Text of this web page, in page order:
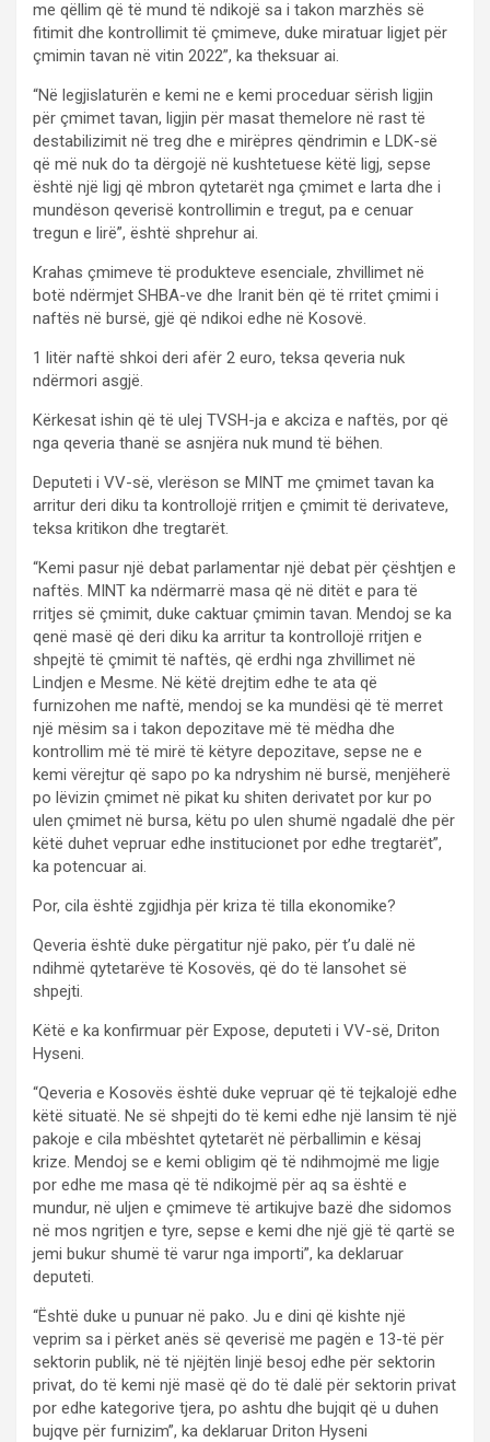
me qëllim që të mund të ndikojë sa i takon marzhës së
fitimit dhe kontrollimit të çmimeve, duke miratuar ligjet për
çmimin tavan në vitin 2022”, ka theksuar ai.
“Në legjislaturën e kemi ne e kemi proceduar sërish ligjin
për çmimet tavan, ligjin për masat themelore në rast të
destabilizimit në treg dhe e mirëpres qëndrimin e LDK-së
që më nuk do ta dërgojë në kushtetuese këtë ligj, sepse
është një ligj që mbron qytetarët nga çmimet e larta dhe i
mundëson qeverisë kontrollimin e tregut, pa e cenuar
tregun e lirë”, është shprehur ai.
Krahas çmimeve të produkteve esenciale, zhvillimet në
botë ndërmjet SHBA-ve dhe Iranit bën që të rritet çmimi i
naftës në bursë, gjë që ndikoi edhe në Kosovë.
1 litër naftë shkoi deri afër 2 euro, teksa qeveria nuk
ndërmori asgjë.
Kërkesat ishin që të ulej TVSH-ja e akciza e naftës, por që
nga qeveria thanë se asnjëra nuk mund të bëhen.
Deputeti i VV-së, vlerëson se MINT me çmimet tavan ka
arritur deri diku ta kontrollojë rritjen e çmimit të derivateve,
teksa kritikon dhe tregtarët.
“Kemi pasur një debat parlamentar një debat për çështjen e
naftës. MINT ka ndërmarrë masa që në ditët e para të
rritjes së çmimit, duke caktuar çmimin tavan. Mendoj se ka
qenë masë që deri diku ka arritur ta kontrollojë rritjen e
shpejtë të çmimit të naftës, që erdhi nga zhvillimet në
Lindjen e Mesme. Në këtë drejtim edhe te ata që
furnizohen me naftë, mendoj se ka mundësi që të merret
një mësim sa i takon depozitave më të mëdha dhe
kontrollim më të mirë të këtyre depozitave, sepse ne e
kemi vërejtur që sapo po ka ndryshim në bursë, menjëherë
po lëvizin çmimet në pikat ku shiten derivatet por kur po
ulen çmimet në bursa, këtu po ulen shumë ngadalë dhe për
këtë duhet vepruar edhe institucionet por edhe tregtarët”,
ka potencuar ai.
Por, cila është zgjidhja për kriza të tilla ekonomike?
Qeveria është duke përgatitur një pako, për t’u dalë në
ndihmë qytetarëve të Kosovës, që do të lansohet së
shpejti.
Këtë e ka konfirmuar për Expose, deputeti i VV-së, Driton
Hyseni.
“Qeveria e Kosovës është duke vepruar që të tejkalojë edhe
këtë situatë. Ne së shpejti do të kemi edhe një lansim të një
pakoje e cila mbështet qytetarët në përballimin e kësaj
krize. Mendoj se e kemi obligim që të ndihmojmë me ligje
por edhe me masa që të ndikojmë për aq sa është e
mundur, në uljen e çmimeve të artikujve bazë dhe sidomos
në mos ngritjen e tyre, sepse e kemi dhe një gjë të qartë se
jemi bukur shumë të varur nga importi”, ka deklaruar
deputeti.
“Është duke u punuar në pako. Ju e dini që kishte një
veprim sa i përket anës së qeverisë me pagën e 13-të për
sektorin publik, në të njëjtën linjë besoj edhe për sektorin
privat, do të kemi një masë që do të dalë për sektorin privat
por edhe kategorive tjera, po ashtu dhe bujqit që u duhen
bujqve për furnizim”, ka deklaruar Driton Hyseni